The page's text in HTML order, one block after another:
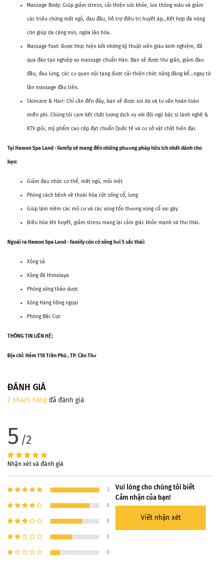
Massage Body: Giúp giảm stress, cải thiện sức khỏe, lưu thông máu và giảm
các triệu chứng mất ngủ, đau đầu, hỗ trợ điều trị huyết áp…Kết hợp đá nóng
còn giúp da căng mịn, ngừa lão hóa.
Massage foot: Được thực hiện bởi những kỹ thuật viên giàu kinh nghiệm, đã
qua đào tạo nghiệp vụ massage chuẩn Hàn. Bạn sẽ được thư giãn, giảm đau
đầu, đau lưng, các cơ quan nội tạng được cải thiện chức năng đáng kể...ngay từ
lần massage đầu tiên.
Skincare & Hair: Chỉ cần đến đây, bạn sẽ được soi da và tư vấn hoàn toàn
miễn phí. Chúng tôi cam kết chất lượng dịch vụ với đội ngũ bác sĩ lành nghề &
KTV giỏi, mỹ phẩm cao cấp đạt chuẩn Quốc tế và cơ sở vật chất hiện đại.
Tại Hawon Spa Land - Family sẽ mang đến những phương pháp hữu ích nhất dành cho
bạn:
Giảm đau nhức cơ thể, mất ngủ, mỏi mệt
Phòng cách bệnh về thoái hóa cột sống cổ, lưng
Giúp làm mềm các mô cơ và các vùng tổn thương vùng cổ vai gáy
Điều hòa khí huyết, giảm stress mang lại cảm giác khỏe mạnh và thư thái.
Ngoài ra Hawon Spa Land - Family còn có xông hơi 5 sắc thái:
Xông sả
Xông đá Himalaya
Phòng xông thảo dược
Xông Hang hồng ngoại
Phòng Bắc Cực
THÔNG TIN LIÊN HỆ:
Địa chỉ: Hẻm 118 Trần Phú , TP. Cần Thơ
ĐÁNH GIÁ
2 khách hàng đã đánh giá
5/2
Nhận xét và đánh giá
2
0
0
0
0
Vui lòng cho chúng tôi biết
Cảm nhận của bạn!
Viết nhận xét